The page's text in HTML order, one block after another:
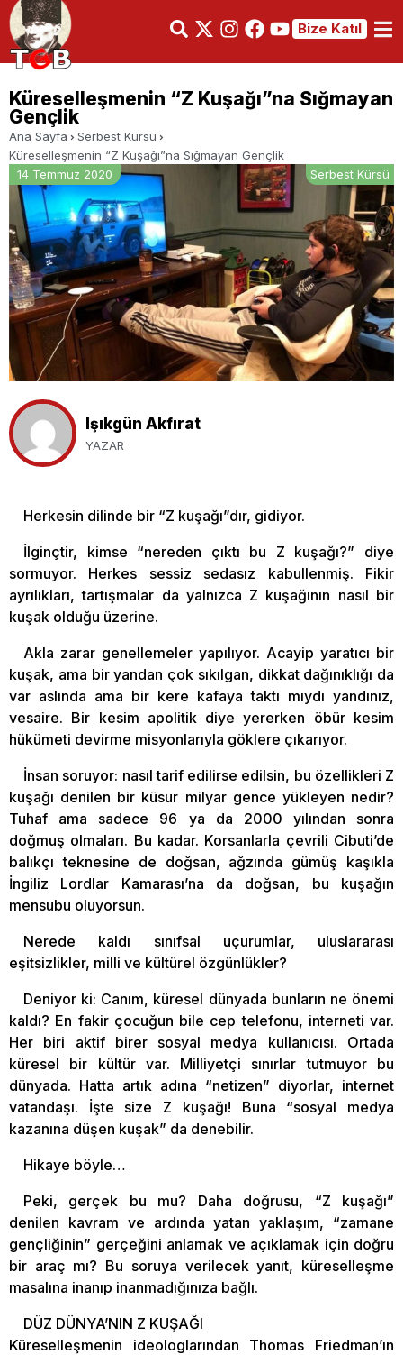
Bize Katıl
Küreselleşmenin “Z Kuşağı”na Sığmayan
Gençlik
Ana Sayfa
Serbest Kürsü
Küreselleşmenin “Z Kuşağı”na Sığmayan Gençlik
14 Temmuz 2020
Serbest Kürsü
Işıkgün Akfırat
YAZAR
Herkesin dilinde bir “Z kuşağı”dır, gidiyor.
İlginçtir, kimse “nereden çıktı bu Z kuşağı?” diye
sormuyor. Herkes sessiz sedasız kabullenmiş. Fikir
ayrılıkları, tartışmalar da yalnızca Z kuşağının nasıl bir
kuşak olduğu üzerine.
Akla zarar genellemeler yapılıyor. Acayip yaratıcı bir
kuşak, ama bir yandan çok sıkılgan, dikkat dağınıklığı da
var aslında ama bir kere kafaya taktı mıydı yandınız,
vesaire. Bir kesim apolitik diye yererken öbür kesim
hükümeti devirme misyonlarıyla göklere çıkarıyor.
İnsan soruyor: nasıl tarif edilirse edilsin, bu özellikleri Z
kuşağı denilen bir küsur milyar gence yükleyen nedir?
Tuhaf ama sadece 96 ya da 2000 yılından sonra
doğmuş olmaları. Bu kadar. Korsanlarla çevrili Cibuti’de
balıkçı teknesine de doğsan, ağzında gümüş kaşıkla
İngiliz Lordlar Kamarası’na da doğsan, bu kuşağın
mensubu oluyorsun.
Nerede kaldı sınıfsal uçurumlar, uluslararası
eşitsizlikler, milli ve kültürel özgünlükler?
Deniyor ki: Canım, küresel dünyada bunların ne önemi
kaldı? En fakir çocuğun bile cep telefonu, interneti var.
Her biri aktif birer sosyal medya kullanıcısı. Ortada
küresel bir kültür var. Milliyetçi sınırlar tutmuyor bu
dünyada. Hatta artık adına “netizen” diyorlar, internet
vatandaşı. İşte size Z kuşağı! Buna “sosyal medya
kazanına düşen kuşak” da denebilir.
Hikaye böyle…
Peki, gerçek bu mu? Daha doğrusu, “Z kuşağı”
denilen kavram ve ardında yatan yaklaşım, “zamane
gençliğinin” gerçeğini anlamak ve açıklamak için doğru
bir araç mı? Bu soruya verilecek yanıt, küreselleşme
masalına inanıp inanmadığınıza bağlı.
DÜZ DÜNYA’NIN Z KUŞAĞI
Küreselleşmenin ideologlarından Thomas Friedman’ın